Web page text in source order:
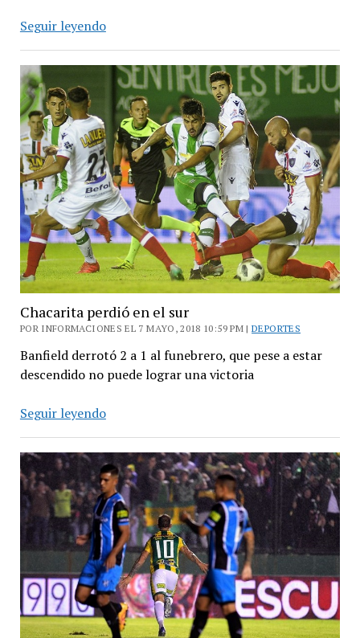
Seguir leyendoChacarita
despide
de
categoría
ante
San
Martín
de
San
Juan
Chacarita perdió en el sur
POR INFORMACIONES EL 7 MAYO, 2018 10:59 PM |DEPORTES
Banfield derrotó 2 a 1 al funebrero, que pese a estar
descendido no puede lograr una victoria
Seguir leyendoChacarita
en
el
sur